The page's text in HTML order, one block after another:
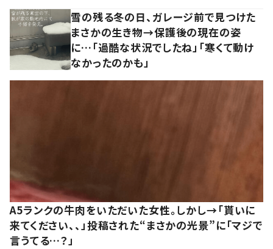
雪の残る冬の日、ガレージ前で見つけた
まさかの生き物→保護後の現在の姿
に…「過酷な状況でしたね」「寒くて動け
なかったのかも」
A5ランクの牛肉をいただいた女性。しかし→「貰いに
来てください、、」投稿された“まさかの光景”に「マジで
言うてる…？」